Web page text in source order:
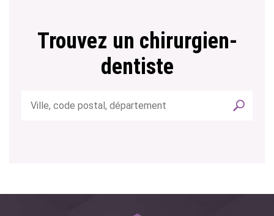
Trouvez un chirurgien-
dentiste